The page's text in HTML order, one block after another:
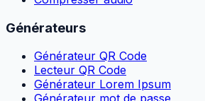
Générateurs
Générateur QR Code
Lecteur QR Code
Générateur Lorem Ipsum